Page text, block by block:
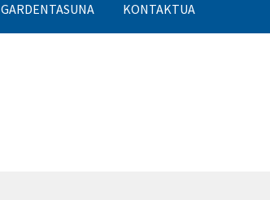
GARDENTASUNA KONTAKTUA